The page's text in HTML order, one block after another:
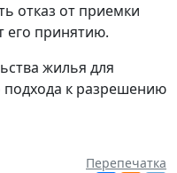
отказ от приемки
его принятию.
жилья для
подхода к разрешению
Перепечатка